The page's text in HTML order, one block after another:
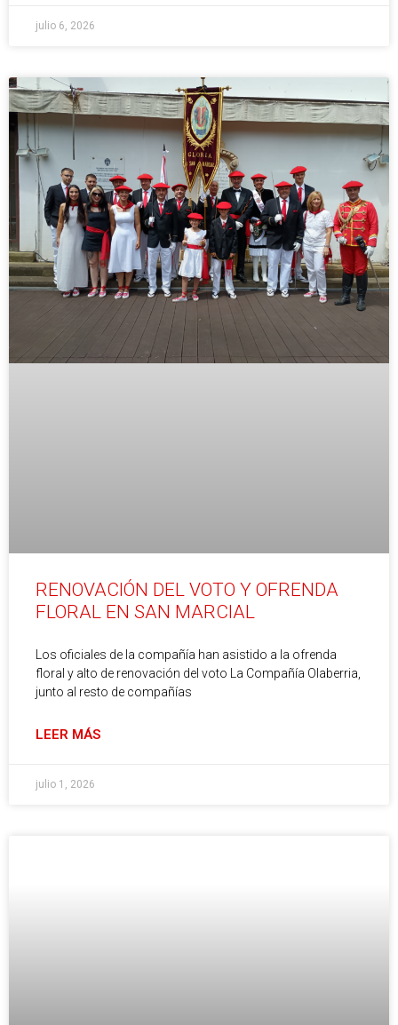
julio 6, 2026
RENOVACIÓN DEL VOTO Y OFRENDA
FLORAL EN SAN MARCIAL
Los oficiales de la compañía han asistido a la ofrenda
floral y alto de renovación del voto La Compañía Olaberria,
junto al resto de compañías
LEER MÁS
julio 1, 2026